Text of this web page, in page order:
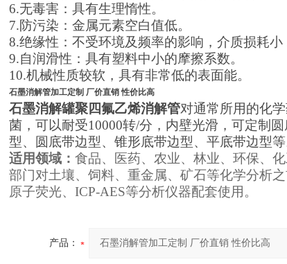
6.无毒害：具有生理惰性。
7.防污染：金属元素空白值低。
8.绝缘性：不受环境及频率的影响，介质损耗小
9.自润滑性：具有塑料中小的摩擦系数。
10.机械性质较软，具有非常低的表面能。
石墨消解管加工定制 厂价直销 性价比高
石墨消解罐聚四氟乙烯消解管对通常所用的化
菌，可以耐受10000转/分，内壁光滑，可定制
型、圆底带边型、锥形底带边型、平底带边型等
适用领域： 食品、医药、农业、林业、环保、
部门对土壤、饲料、重金属、矿石等化学分析
原子荧光、ICP-AES等分析仪器配套使用。
产品：